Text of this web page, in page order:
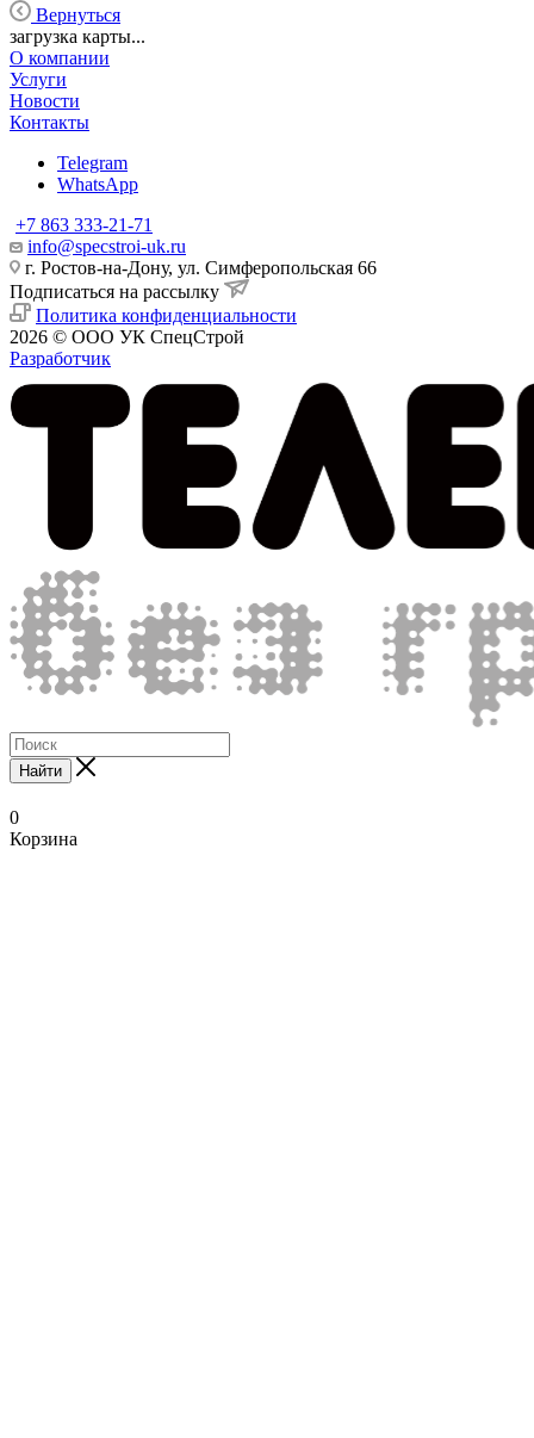
Вернуться
загрузка карты...
О компании
Услуги
Новости
Контакты
Telegram
WhatsApp
+7 863 333-21-71
info@specstroi-uk.ru
г. Ростов-на-Дону, ул. Симферопольская 66
Подписаться на рассылку
Политика конфиденциальности
2026 © ООО УК СпецСтрой
Разработчик
Найти
0
Корзина